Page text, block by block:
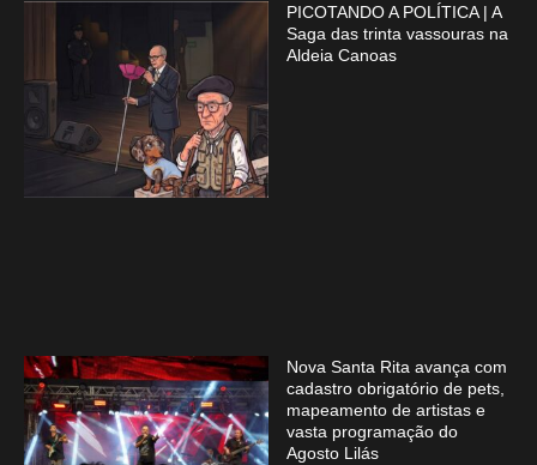
PICOTANDO A POLÍTICA | A
Saga das trinta vassouras na
Aldeia Canoas
Nova Santa Rita avança com
cadastro obrigatório de pets,
mapeamento de artistas e
vasta programação do
Agosto Lilás